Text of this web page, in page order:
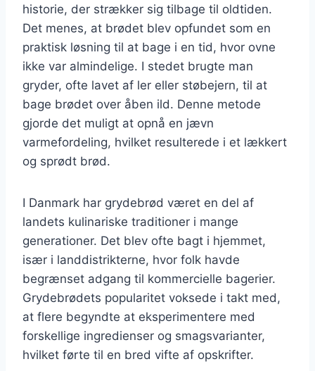
historie, der strækker sig tilbage til oldtiden.
Det menes, at brødet blev opfundet som en
praktisk løsning til at bage i en tid, hvor ovne
ikke var almindelige. I stedet brugte man
gryder, ofte lavet af ler eller støbejern, til at
bage brødet over åben ild. Denne metode
gjorde det muligt at opnå en jævn
varmefordeling, hvilket resulterede i et lækkert
og sprødt brød.
I Danmark har grydebrød været en del af
landets kulinariske traditioner i mange
generationer. Det blev ofte bagt i hjemmet,
især i landdistrikterne, hvor folk havde
begrænset adgang til kommercielle bagerier.
Grydebrødets popularitet voksede i takt med,
at flere begyndte at eksperimentere med
forskellige ingredienser og smagsvarianter,
hvilket førte til en bred vifte af opskrifter.